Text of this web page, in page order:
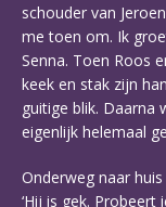
schouder van
me toen om. Ik
Senna. Toen Roos
keek en stak zijn
guitige blik. Daarna
eigenlijk helemaal
Onderweg naar
‘Hij is gek. Probeert